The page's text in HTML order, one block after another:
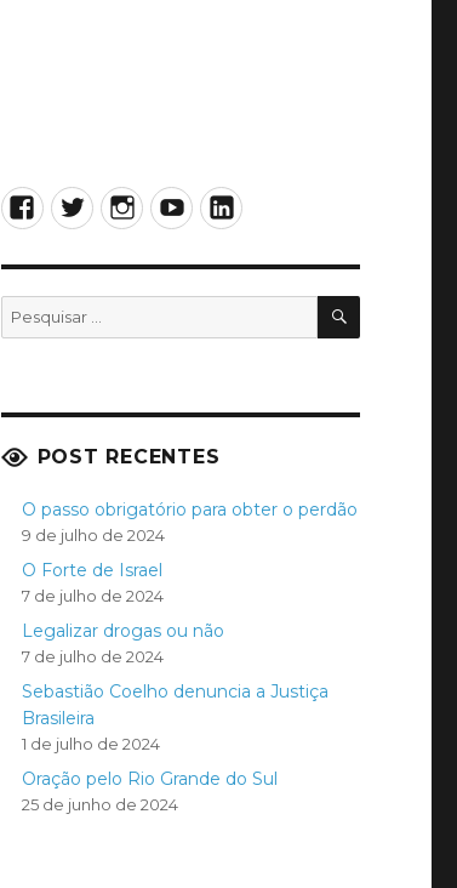
Facebook
TwitterInstagram
YouTubeLinkedIn
Pesquisar
por:
POST RECENTES
O passo obrigatório para obter o perdão
9 de julho de 2024
O Forte de Israel
7 de julho de 2024
Legalizar drogas ou não
7 de julho de 2024
Sebastião Coelho denuncia a Justiça
Brasileira
1 de julho de 2024
Oração pelo Rio Grande do Sul
25 de junho de 2024